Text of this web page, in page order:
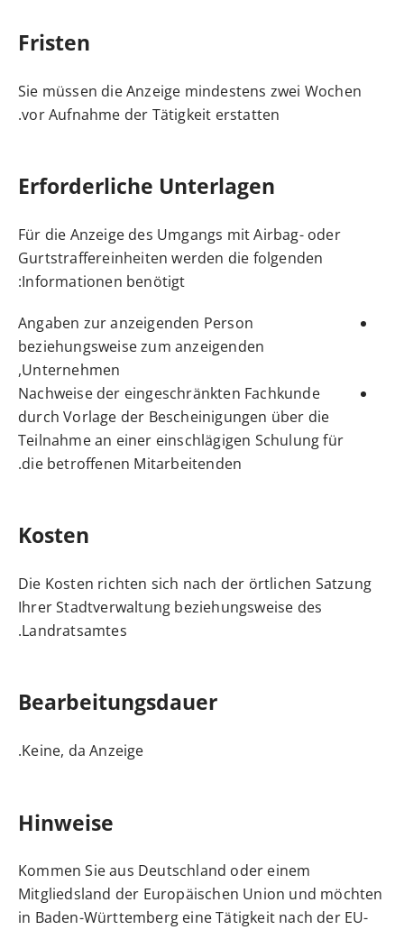
Fristen
Sie müssen die Anzeige mindestens zwei Wochen
vor Aufnahme der Tätigkeit erstatten.
Erforderliche Unterlagen
Für die Anzeige des Umgangs mit Airbag- oder
Gurtstraffereinheiten werden die folgenden
Informationen benötigt:
Angaben zur anzeigenden Person
beziehungsweise zum anzeigenden
Unternehmen,
Nachweise der eingeschränkten Fachkunde
durch Vorlage der Bescheinigungen über die
Teilnahme an einer einschlägigen Schulung für
die betroffenen Mitarbeitenden.
Kosten
Die Kosten richten sich nach der örtlichen Satzung
Ihrer Stadtverwaltung beziehungsweise des
Landratsamtes.
Bearbeitungsdauer
Keine, da Anzeige.
Hinweise
Kommen Sie aus Deutschland oder einem
Mitgliedsland der Europäischen Union und möchten
in Baden-Württemberg eine Tätigkeit nach der EU-